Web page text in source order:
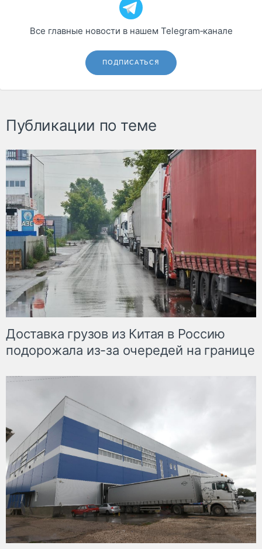
Все главные новости в нашем Telegram‑канале
ПОДПИСАТЬСЯ
Публикации по теме
Доставка грузов из Китая в Россию
подорожала из-за очередей на границе